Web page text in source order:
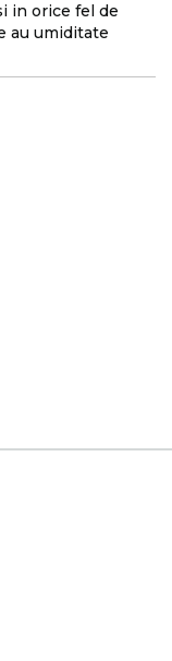
in orice fel de
au umiditate